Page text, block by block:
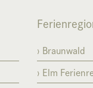
Braunwald
Elm